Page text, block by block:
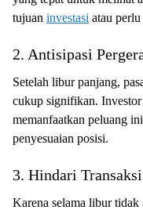
tujuan investasi atau
2. Antisipasi
Setelah libur panjang,
cukup signifikan. Investor
memanfaatkan peluang
penyesuaian posisi.
3. Hindari
Karena selama libur tidak